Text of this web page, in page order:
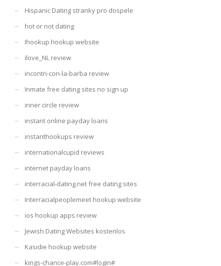
Hispanic Dating stranky pro dospele
hot or not dating
Ihookup hookup website
ilove_NL review
incontri-con-la-barba review
Inmate free dating sites no sign up
inner circle review
instant online payday loans
instanthookups review
internationalcupid reviews
internet payday loans
interracial-dating.net free dating sites
Interracialpeoplemeet hookup website
ios hookup apps review
Jewish Dating Websites kostenlos
Kasidie hookup website
kings-chance-play.com#login#